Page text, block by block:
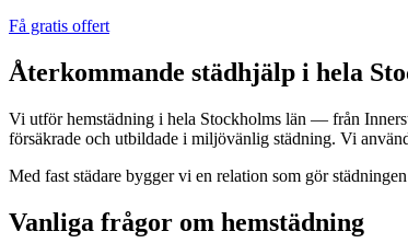
Få gratis offert
Återkommande städhjälp i hela
Vi utför hemstädning i hela Stockholms län — från
försäkrade och utbildade i miljövänlig städning. Vi
Med fast städare bygger vi en relation som gör
Vanliga frågor om hemstädning